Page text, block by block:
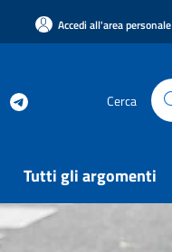
Accedi all'area personale
Cerca
Tutti gli argomenti